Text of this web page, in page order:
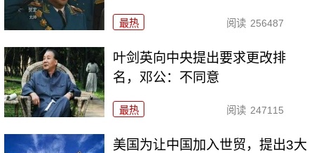
最热 阅读 256487
叶剑英向中央提出要求更改排
名，邓公：不同意
最热 阅读 247115
美国为让中国加入世贸，提出3大